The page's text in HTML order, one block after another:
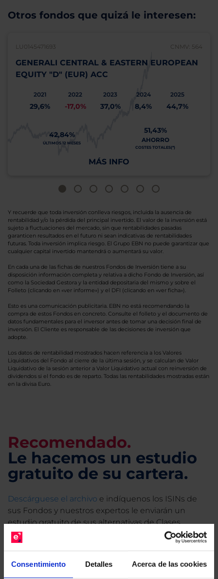
Consentimiento Detalles Acerca de las cookies
Otros fondos que quizá le interesen:
LU0145471693 CNMV: 564
GENERALI CENTRAL & EASTERN EUROPEAN
EQUITY "D" (EUR) ACC
2021
29,6%
2022
-17,0%
2023
37,0%
2024
8,4%
2025
44,7%
42,84%
ÚLTIMOS 12 MESES
51,43%
AHORRO
COSTES TOTALES(*)
MÁS INFO
Y recuerde que toda inversión conlleva riesgos, incluida la ausencia de
rentabilidad y/o la pérdida del principal invertido. El valor de la inversión está
sujeto a fluctuaciones del mercado, sin que rentabilidades pasadas
garanticen resultados en el futuro ni sean indicativas de rentabilidades
futuras. Toda inversión implica riesgo. El Grupo EBN no puede garantizar que
cualquier capital invertido mantendrá o aumentará su valor.
En cada una de las fichas de nuestros Fondos de Inversión tiene a su
disposición información completa y relativa a dicho Fondo de Inversión, así
como la Sociedad Gestora y la entidad depositaria del mismo y sobre el
Folleto (clicando en «ver informe») y el DFI (clicando en «ver ficha»).
Esto es una comunicación publicitaria. EBN no está recomendando la
compra de estos Fondos en concreto. Consulte el folleto y el documento de
datos fundamentales para el inversor antes de tomar una decisión final de
inversión. El Cliente es responsable de las decisiones de inversión que
adopte.
Los datos de rentabilidad mostrados hacen referencia a los Valores
Liquidativos del Fondo al cierre de la última sesión, y se calculan de Valor
Liquidativo de la sesión anterior a Valor Liquidativo actual con reinversión de
dividendos si el fondo es de reparto. Todas las rentabilidades mostradas están
en la divisa Euro.
Recomendado.
Le hacemos un estudio
gratuito de su cartera.
Descárguese el archivo e indíquenos los ISINs de
sus Fondos y nuestros expertos le enviarán un
estudio gratuito de sus alternativas de Clases
Limpias con las que podrá ahorrar en sus costes.